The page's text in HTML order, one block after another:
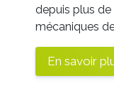
depuis plus
mécaniques
En savoir